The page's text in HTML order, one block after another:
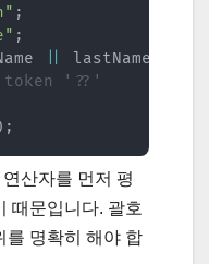
;
;
lastName
token '??'
;
산자를 먼저 평
때문입니다. 괄호
를 명확히 해야 합